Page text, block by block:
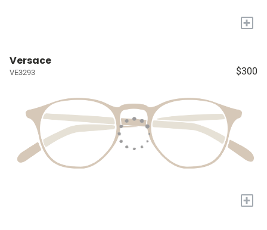
+
Versace
VE3293 $300
+